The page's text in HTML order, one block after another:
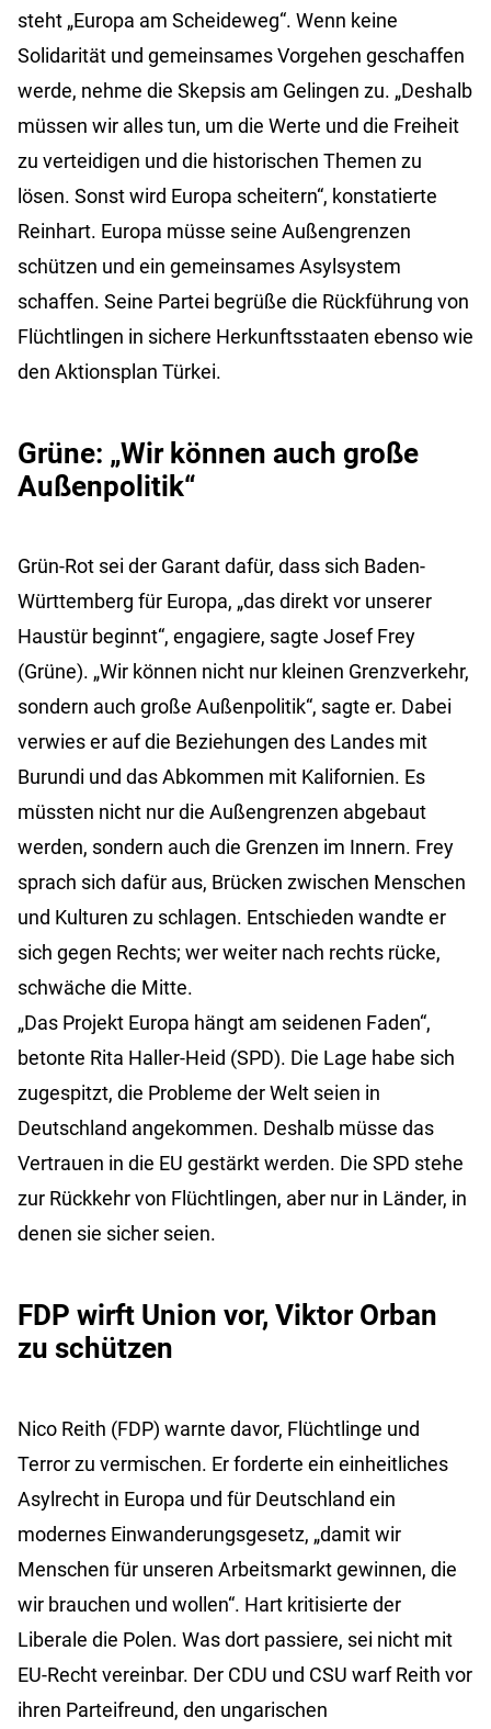
steht „Europa am Scheideweg“. Wenn keine
Solidarität und gemeinsames Vorgehen geschaffen
werde, nehme die Skepsis am Gelingen zu. „Deshalb
müssen wir alles tun, um die Werte und die Freiheit
zu verteidigen und die historischen Themen zu
lösen. Sonst wird Europa scheitern“, konstatierte
Reinhart. Europa müsse seine Außengrenzen
schützen und ein gemeinsames Asylsystem
schaffen. Seine Partei begrüße die Rückführung von
Flüchtlingen in sichere Herkunftsstaaten ebenso wie
den Aktionsplan Türkei.
Grüne: „Wir können auch große
Außenpolitik“
Grün-Rot sei der Garant dafür, dass sich Baden-
Württemberg für Europa, „das direkt vor unserer
Haustür beginnt“, engagiere, sagte Josef Frey
(Grüne). „Wir können nicht nur kleinen Grenzverkehr,
sondern auch große Außenpolitik“, sagte er. Dabei
verwies er auf die Beziehungen des Landes mit
Burundi und das Abkommen mit Kalifornien. Es
müssten nicht nur die Außengrenzen abgebaut
werden, sondern auch die Grenzen im Innern. Frey
sprach sich dafür aus, Brücken zwischen Menschen
und Kulturen zu schlagen. Entschieden wandte er
sich gegen Rechts; wer weiter nach rechts rücke,
schwäche die Mitte.
„Das Projekt Europa hängt am seidenen Faden“,
betonte Rita Haller-Heid (SPD). Die Lage habe sich
zugespitzt, die Probleme der Welt seien in
Deutschland angekommen. Deshalb müsse das
Vertrauen in die EU gestärkt werden. Die SPD stehe
zur Rückkehr von Flüchtlingen, aber nur in Länder, in
denen sie sicher seien.
FDP wirft Union vor, Viktor Orban
zu schützen
Nico Reith (FDP) warnte davor, Flüchtlinge und
Terror zu vermischen. Er forderte ein einheitliches
Asylrecht in Europa und für Deutschland ein
modernes Einwanderungsgesetz, „damit wir
Menschen für unseren Arbeitsmarkt gewinnen, die
wir brauchen und wollen“. Hart kritisierte der
Liberale die Polen. Was dort passiere, sei nicht mit
EU-Recht vereinbar. Der CDU und CSU warf Reith vor
ihren Parteifreund, den ungarischen